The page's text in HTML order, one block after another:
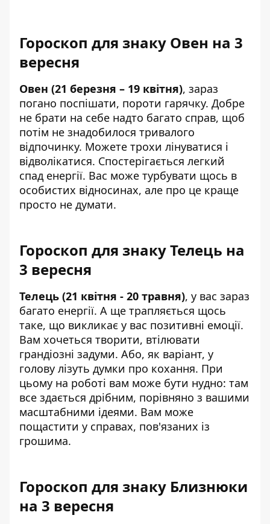
Гороскоп для знаку Овен на 3
вересня
Овен (21 березня – 19 квітня), зараз
погано поспішати, пороти гарячку. Добре
не брати на себе надто багато справ, щоб
потім не знадобилося тривалого
відпочинку. Можете трохи лінуватися і
відволікатися. Спостерігається легкий
спад енергії. Вас може турбувати щось в
особистих відносинах, але про це краще
просто не думати.
Гороскоп для знаку Телець на
3 вересня
Телець (21 квітня - 20 травня), у вас зараз
багато енергії. А ще трапляється щось
таке, що викликає у вас позитивні емоції.
Вам хочеться творити, втілювати
грандіозні задуми. Або, як варіант, у
голову лізуть думки про кохання. При
цьому на роботі вам може бути нудно: там
все здається дрібним, порівняно з вашими
масштабними ідеями. Вам може
пощастити у справах, пов'язаних із
грошима.
Гороскоп для знаку Близнюки
на 3 вересня